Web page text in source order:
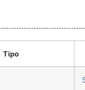
Tipo